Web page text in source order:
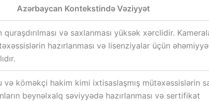
Azərbaycan Kontekstində Vəziyyət
quraşdırılması və saxlanması yüksək xərclidir.
hazırlanması və lisenziyalar üçün
və köməkçi hakim kimi ixtisaslaşmış mütəxəssislərin
beynəlxalq səviyyədə hazırlanması və sertifikat